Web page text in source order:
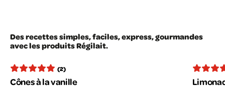
Des recettes simples, faciles, express, gourmandes
avec les produits Régilait.
(2)
Cônes à la vanille